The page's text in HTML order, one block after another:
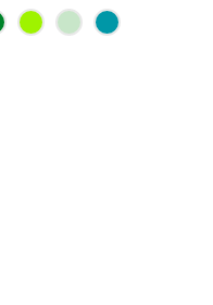
Vert
bouteille
Anis Vert
d'eau
Turquoise